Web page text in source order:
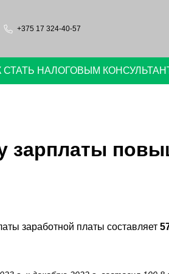
+375 17 324-40-57
СТАТЬ НАЛОГОВЫМ
зарплаты
заработной платы составляет